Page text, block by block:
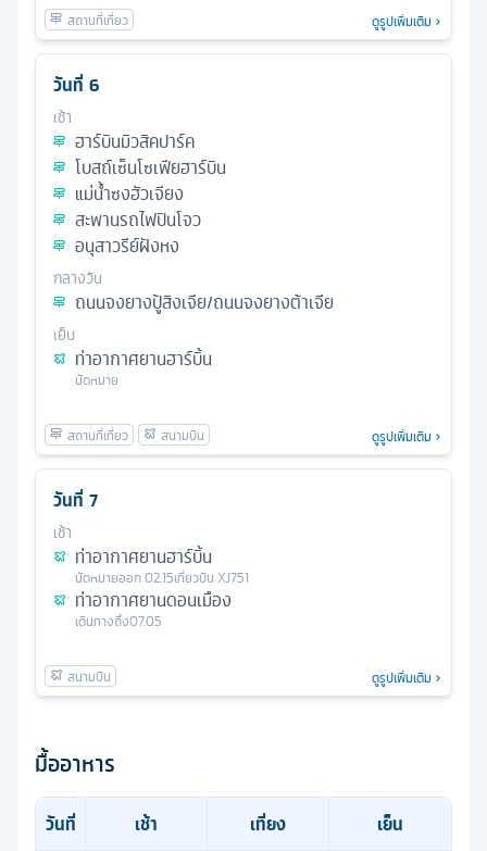
ดูรูปเพิ่มเติม
วันที่ 6
เช้า
ฮาร์บินมิวสิคปาร์ค
โบสถ์เซ็นโซเฟียฮาร์บิน
แม่น้ำซงฮัวเจียง
สะพานรถไฟปินโจว
อนุสาวรีย์ฝังหง
กลางวัน
ถนนจงยางปู้สิงเจีย/ถนนจงยางต้าเจีย
เย็น
ท่าอากาศยานฮาร์บิ้น
นัดหมาย
ดูรูปเพิ่มเติม
วันที่ 7
เช้า
ท่าอากาศยานฮาร์บิ้น
นัดหมายออก02.15เที่ยวบิน XJ751
ท่าอากาศยานดอนเมือง
เดินทางถึง07.05
ดูรูปเพิ่มเติม
มื้ออาหาร
วันที่ เช้า เที่ยง เย็น